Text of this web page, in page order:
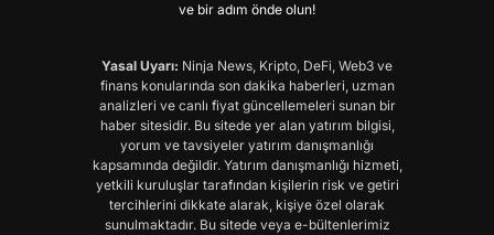
ve bir adım önde olun!
Yasal Uyarı: Ninja News, Kripto, DeFi, Web3 ve
finans konularında son dakika haberleri, uzman
analizleri ve canlı fiyat güncellemeleri sunan bir
haber sitesidir. Bu sitede yer alan yatırım bilgisi,
yorum ve tavsiyeler yatırım danışmanlığı
kapsamında değildir. Yatırım danışmanlığı hizmeti,
yetkili kuruluşlar tarafından kişilerin risk ve getiri
tercihlerini dikkate alarak, kişiye özel olarak
sunulmaktadır. Bu sitede veya e-bültenlerimiz